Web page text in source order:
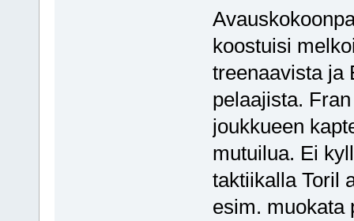
koostuisi
treenaavista ja
pelaajista.
joukkueen
mutuilua. Ei
taktiikalla Toril
esim. muokata